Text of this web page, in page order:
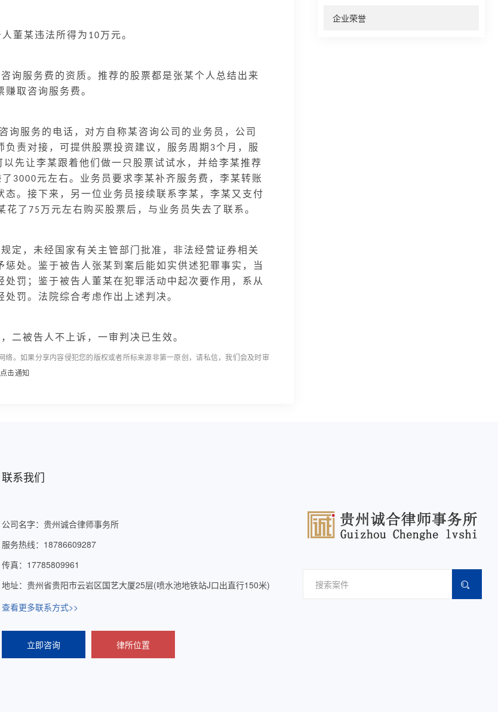
董某违法所得为 10万元。
询服务费的资质。推荐的股票都是张某个人总结出来
取咨询服务费。
询服务的电话，对方自称某咨询公司的业务员，公司
责对接，可提供股票投资建议，服务周期 3个月，服
以先让李某跟着他们做一只股票试试水，并给李某推荐
3000元左右。业务员要求李某补齐服务费，李某转账
。接下来，另一位业务员接续联系李某，李某又支付
花了 75万元左右购买股票后，与业务员失去了联系。
定，未经国家有关主管部门批准，非法经营证券相关
处。鉴于被告人张某到案后能如实供述犯罪事实，当
罚；鉴于被告人董某在犯罪活动中起次要作用，系从
罚。法院综合考虑作出上述判决。
二被告人不上诉，一审判决已生效。
。如果分享内容侵犯您的版权或者所标来源非第一原创，请私信，我们会及时审
点击通知
企业荣誉
联系我们
公司名字：贵州诚合律师事务所
服务热线：18786609287
传真：17785809961
地址：贵州省贵阳市云岩区国艺大厦25层(喷水池地铁站J口出直行150米)
查看更多联系方式>>
立即咨询 律所位置